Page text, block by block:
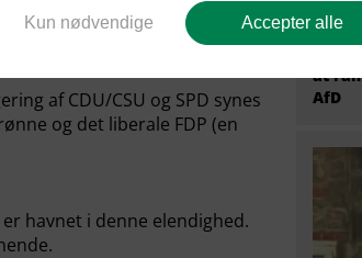
Men mange af dem
de får en regering, der duer.
af CDU/CSU og SPD synes
og det liberale FDP (en
havnet i denne elendighed.
til at
at
AfD